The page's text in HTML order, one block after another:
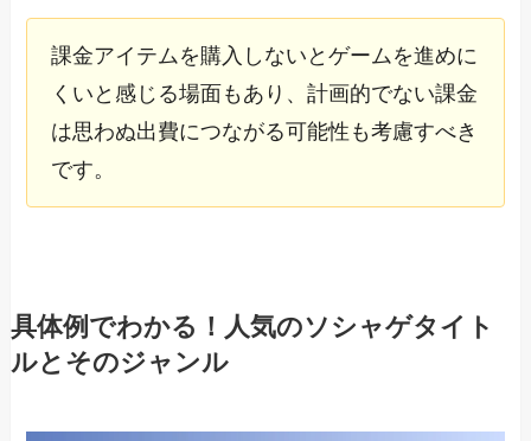
課金アイテムを購入しないとゲームを進めに
くいと感じる場面もあり、計画的でない課金
は思わぬ出費につながる可能性も考慮すべき
です。
具体例でわかる！人気のソシャゲタイト
ルとそのジャンル